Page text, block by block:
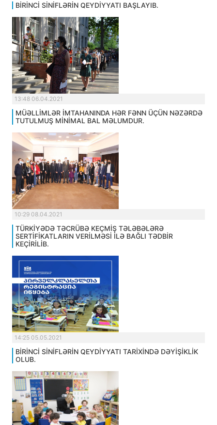
BİRİNCİ SİNİFLƏRİN QEYDİYYATI BAŞLAYIB.
13:48 06.04.2021
MÜƏLLİMLƏR İMTAHANINDA HƏR FƏNN ÜÇÜN NƏZƏRDƏ
TUTULMUŞ MİNİMAL BAL MƏLUMDUR.
10:29 08.04.2021
TÜRKİYƏDƏ TƏCRÜBƏ KEÇMİŞ TƏLƏBƏLƏRƏ
SERTİFİKATLARIN VERİLMƏSİ İLƏ BAĞLI TƏDBİR
KEÇİRİLİB.
14:25 05.05.2021
BİRİNCİ SİNİFLƏRİN QEYDİYYATI TARİXİNDƏ DƏYİŞİKLİK
OLUB.